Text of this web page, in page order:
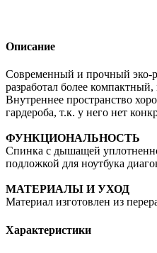
Описание
Современный и прочный эко-
разработал более
Внутреннее пространство
гардероба, т.к. у него нет
ФУНКЦИОНАЛЬНОСТЬ
Спинка с дышащей
подложкой для ноутбука
МАТЕРИАЛЫ И УХОД
Материал изготовлен из
Характеристики